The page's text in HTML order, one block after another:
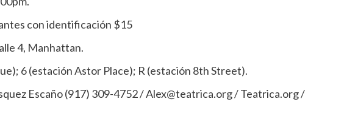
con identificación $15
4, Manhattan.
6 (estación Astor Place); R (estación 8th Street).
Escaño (917) 309-4752 / Alex@teatrica.org / Teatrica.org /